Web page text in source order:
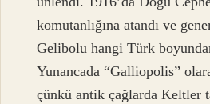
komutanlığına atandı ve
Gelibolu hangi Türk
Yunancada “Galliopolis”
çünkü antik çağlarda Keltler